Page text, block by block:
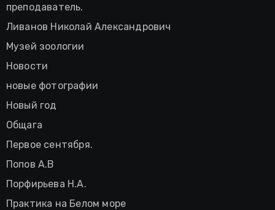
преподаватель.
Ливанов Николай Александрович
Музей зоологии
Новости
новые фотографии
Новый год
Общага
Первое сентября.
Попов А.В
Порфирьева Н.А.
Практика на Белом море